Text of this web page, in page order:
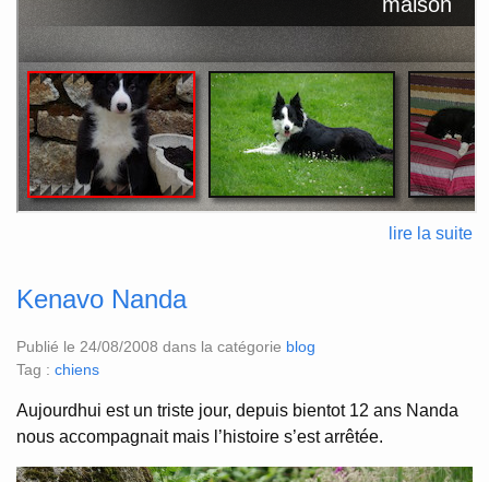
lire la suite
Kenavo Nanda
Publié le 24/08/2008 dans la catégorie blog
Tag : chiens
Aujourdhui est un triste jour, depuis bientot 12 ans Nanda
nous accompagnait mais l’histoire s’est arrêtée.